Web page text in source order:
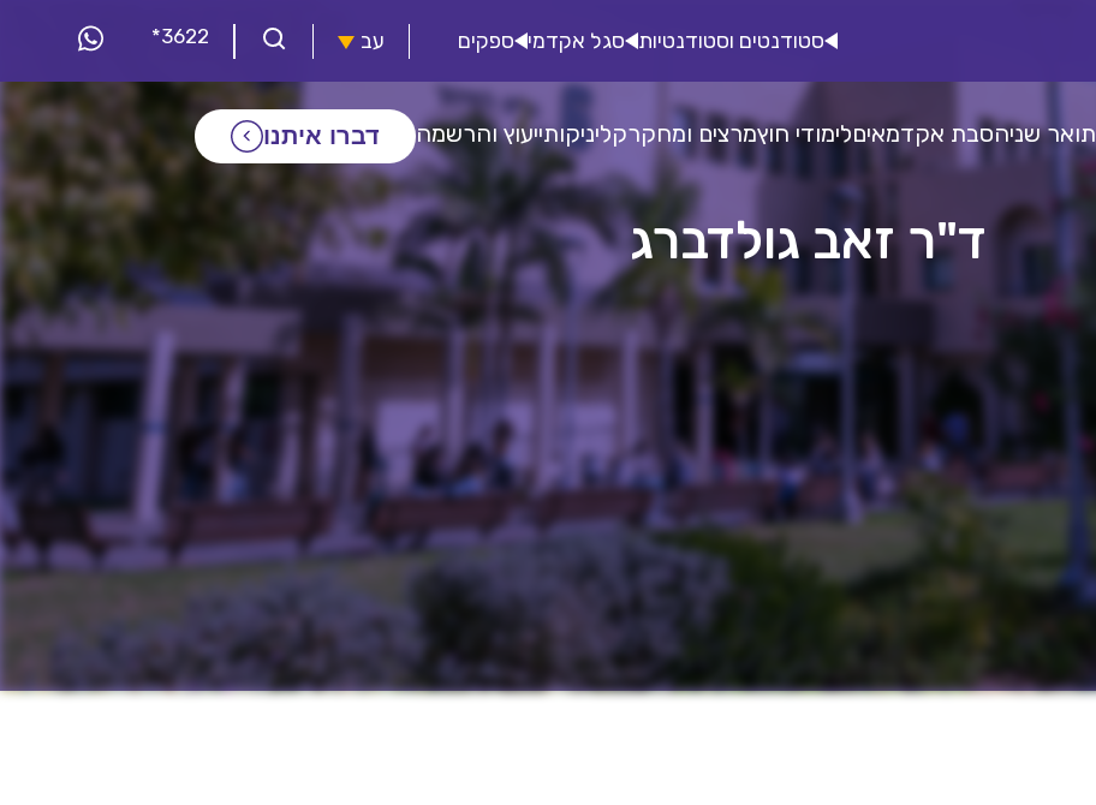
סטודנטים וסטודנטיות סגל אקדמי ספקים עב *3622
תואר שניהסבת אקדמאיםלימודי חוץמרצים ומחקרקליניקותייעוץ והרשמה דברו איתנו
ד"ר זאב גולדברג